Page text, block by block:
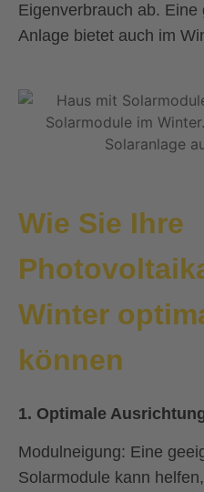
Eigenverbrauch ab. Eine
Anlage bietet auch im
Wie Sie Ihre
Winter
können
1. Optimale
Modulneigung: Eine
Solarmodule kann